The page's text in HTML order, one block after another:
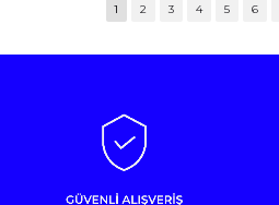
1 2 3 4 5 6